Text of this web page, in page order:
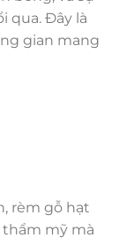
qua. Đây là
gian mang
rèm gỗ hạt
mỹ mà